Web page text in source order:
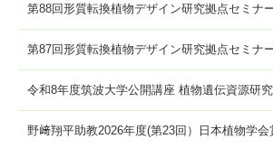
第88回形質転換植物デザイン研究拠点セミナ
第87回形質転換植物デザイン研究拠点セミナ
令和8年度筑波大学公開講座 植物遺伝資源研
野﨑翔平助教2026年度(第23回）日本植物学